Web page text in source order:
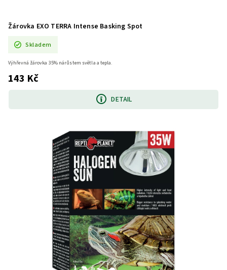
Žárovka EXO TERRA Intense Basking Spot
Skladem
143 Kč
DETAIL
Výhřevná žárovka 35% nárůstem světla a tepla.